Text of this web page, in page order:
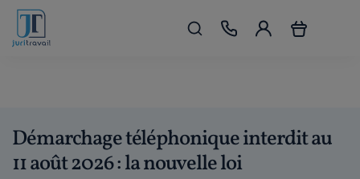
Démarchage téléphonique interdit au
11 août 2026 : la nouvelle loi